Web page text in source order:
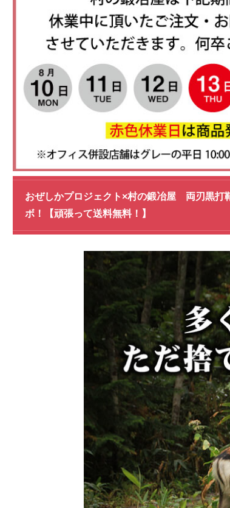
おぜしかプロジェクト×村の鍛冶屋 両刃黒打
ボ！【頑張って送料無料！】